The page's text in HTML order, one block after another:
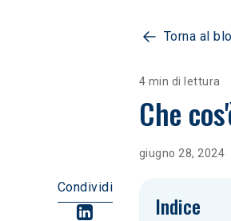
Torna al
4 min di lettura
Che
giugno 28, 2024
Condividi
Indice